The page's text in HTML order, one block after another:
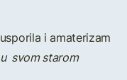
i amaterizam
svom starom